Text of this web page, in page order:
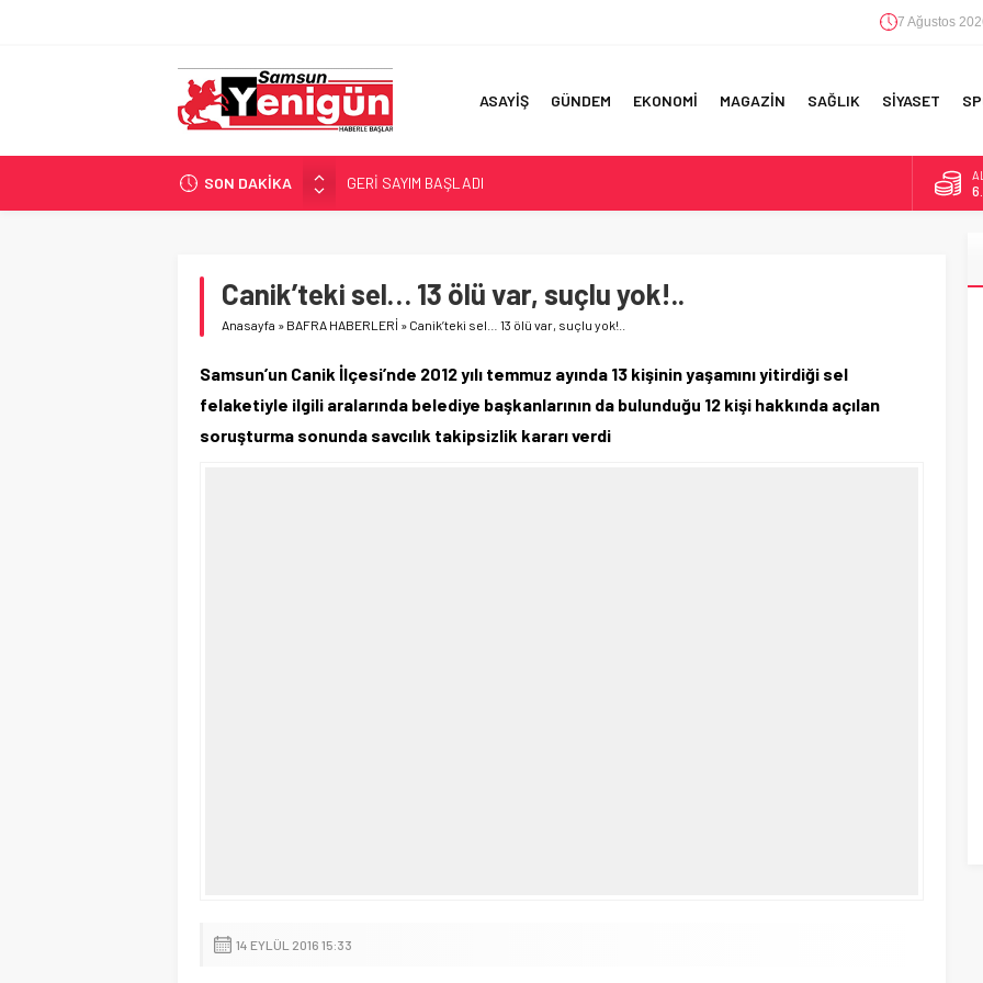
7 Ağustos
ASAYİŞ GÜNDEM EKONOMİ MAGAZİN SAĞLIK SİYASET
SON DAKİKA
GERİ SAYIM BAŞLADI
SAMSUNSPOR’DA HEDEF 5’İNCİLİK!
İŞTE FINDIK FİYATI!
YÖNETİCİ SEÇERKEN YAPILAN EN BÜYÜK HATALAR
Canik’teki sel… 13 ölü var, suçlu yok!..
Anasayfa » BAFRA HABERLERİ » Canik’teki sel… 13 ölü var, suçlu yok!..
Samsun’un Canik İlçesi’nde 2012 yılı temmuz ayında 13 kişinin yaşamını yitirdiği sel
felaketiyle ilgili aralarında belediye başkanlarının da bulunduğu 12 kişi hakkında açılan
soruşturma sonunda savcılık takipsizlik kararı verdi
14 EYLÜL 2016 15:33